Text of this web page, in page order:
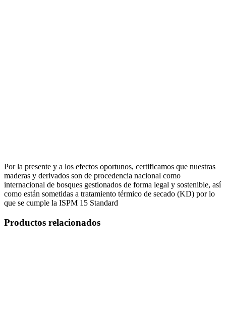
Por la presente y a los efectos oportunos, certificamos que nuestras
maderas y derivados son de procedencia nacional como
internacional de bosques gestionados de forma legal y sostenible, así
como están sometidas a tratamiento térmico de secado (KD) por lo
que se cumple la ISPM 15 Standard
Productos relacionados